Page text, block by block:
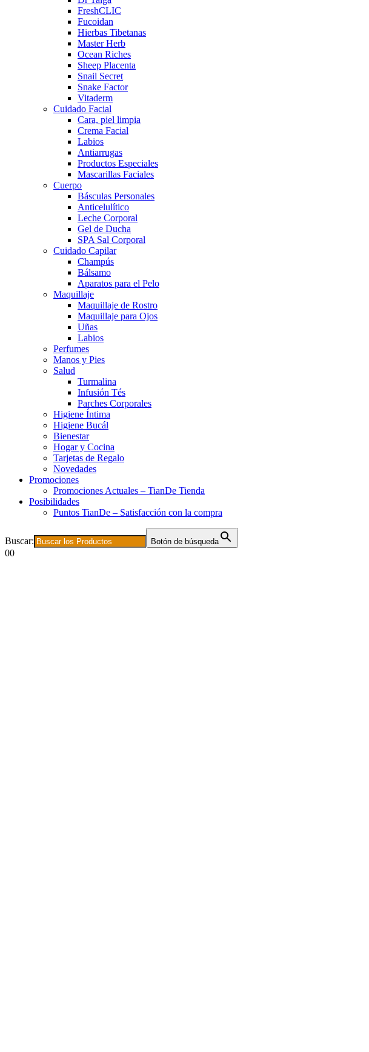
FreshCLIC
Fucoidan
Hierbas Tibetanas
Master Herb
Ocean Riches
Sheep Placenta
Snail Secret
Snake Factor
Vitaderm
Cuidado Facial
Cara, piel limpia
Crema Facial
Labios
Antiarrugas
Productos Especiales
Mascarillas Faciales
Cuerpo
Básculas Personales
Anticelulítico
Leche Corporal
Gel de Ducha
SPA Sal Corporal
Cuidado Capilar
Champús
Bálsamo
Aparatos para el Pelo
Maquillaje
Maquillaje de Rostro
Maquillaje para Ojos
Uñas
Labios
Perfumes
Manos y Pies
Salud
Turmalina
Infusión Tés
Parches Corporales
Higiene Íntima
Higiene Bucál
Bienestar
Hogar y Cocina
Tarjetas de Regalo
Novedades
Promociones
Promociones Actuales – TianDe Tienda
Posibilidades
Puntos TianDe – Satisfacción con la compra
Buscar: Botón de búsqueda
00